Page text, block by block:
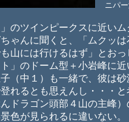
ニパ
のツインピークスに近い
ゃんに聞くと、「ムクッ
山には行けるはず」とおっ
」のドーム型＋小岩峰に近
（中１）も一緒で、彼は
れるとも思えんし・・・
ドラゴン頭部４山の主峰
色が見られるに違いない。